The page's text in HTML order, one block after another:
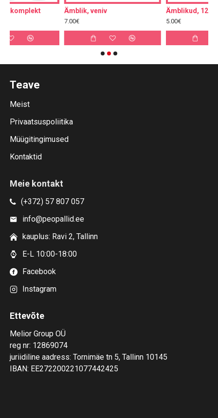
Ämblik, veniv Ämblikud, 12tk
Teave
Meist
Privaatsuspoliitika
Müügitingimused
Kontaktid
Meie kontakt
(+372) 57 807 057
info@peopallid.ee
kauplus: Ravi 2, Tallinn
E-L 10:00-18:00
Facebook
Instagram
Ettevõte
Melior Group OÜ
reg nr: 12869074
juriidiline aadress: Tornimäe tn 5, Tallinn 10145
IBAN: EE272200221077442425